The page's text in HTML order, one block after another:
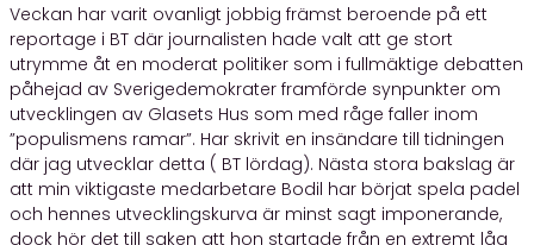
Veckan har varit ovanligt jobbig främst beroende på ett
reportage i BT där journalisten hade valt att ge stort
utrymme åt en moderat politiker som i fullmäktige debatten
påhejad av Sverigedemokrater framförde synpunkter om
utvecklingen av Glasets Hus som med råge faller inom
”populismens ramar”. Har skrivit en insändare till tidningen
där jag utvecklar detta ( BT lördag). Nästa stora bakslag är
att min viktigaste medarbetare Bodil har börjat spela padel
och hennes utvecklingskurva är minst sagt imponerande,
dock hör det till saken att hon startade från en extremt låg